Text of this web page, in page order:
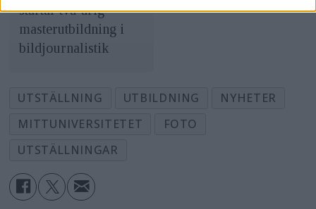
startar två-årig
masterutbildning i
bildjournalistik
UTSTÄLLNING UTBILDNING
NYHETER
MITTUNIVERSITETET
FOTO
UTSTÄLLNINGAR